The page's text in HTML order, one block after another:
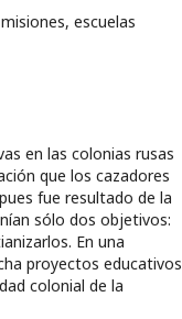
escuelas
en las colonias rusas
que los cazadores
fue resultado de la
sólo dos objetivos:
En una
proyectos educativos
colonial de la